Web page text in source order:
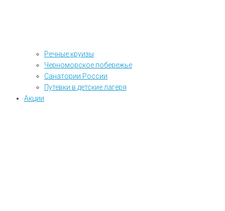
Речные круизы
Черноморское побережье
Санатории России
Путевки в детские лагеря
Акции